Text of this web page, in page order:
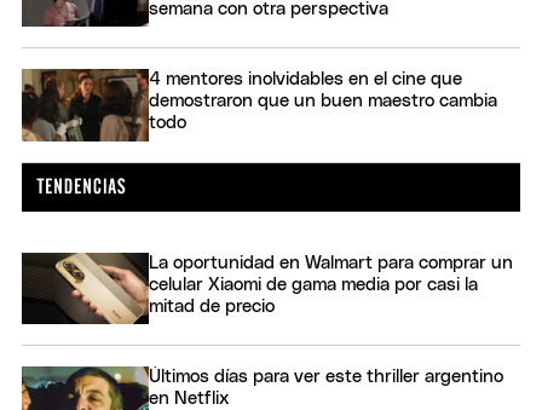
semana con otra perspectiva
4 mentores inolvidables en el cine que
demostraron que un buen maestro cambia
todo
La oportunidad en Walmart para comprar un
celular Xiaomi de gama media por casi la
mitad de precio
Últimos días para ver este thriller argentino
en Netflix